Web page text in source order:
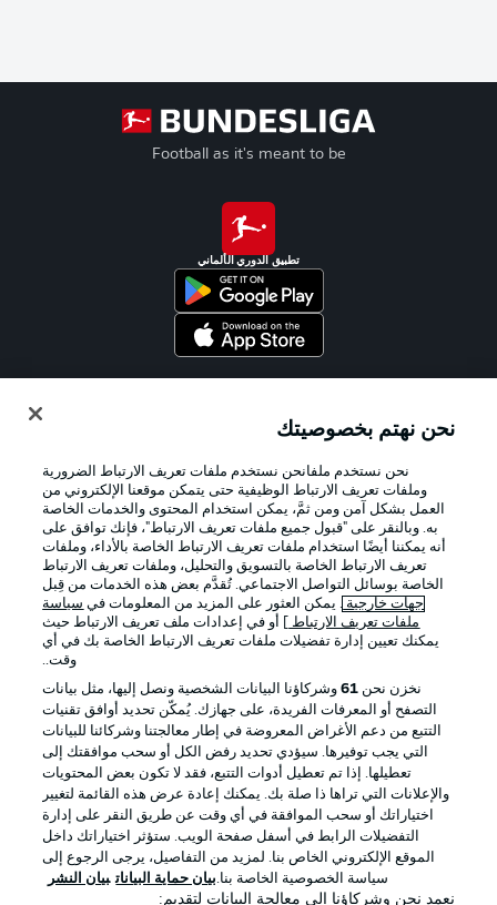
Football as it's meant to be
تطبيق الدوري الألماني
الإعلانات الإخطارات القانونية
شروط الاستخدام القنوات الناقلة
الوظائف جهة النشر
تواصل معنا اللاعبون
نحن نهتم بخصوصيتك
نحن نستخدم ملفانحن نستخدم ملفات تعريف الارتباط الضرورية
وملفات تعريف الارتباط الوظيفية حتى يتمكن موقعنا الإلكتروني من
العمل بشكل آمن ومن ثمَّ، يمكن استخدام المحتوى والخدمات الخاصة
به. وبالنقر على "قبول جميع ملفات تعريف الارتباط"، فإنك توافق على
أنه يمكننا أيضًا استخدام ملفات تعريف الارتباط الخاصة بالأداء، وملفات
تعريف الارتباط الخاصة بالتسويق والتحليل، وملفات تعريف الارتباط
الخاصة بوسائل التواصل الاجتماعي. تُقدَّم بعض هذه الخدمات من قِبل
جهات خارجية . يمكن العثور على المزيد من المعلومات في سياسة
ملفات تعريف الارتباط
] أو في إعدادات ملف تعريف الارتباط حيث
يمكنك تعيين إدارة تفضيلات ملفات تعريف الارتباط الخاصة بك في أي
وقت..
نخزن نحن 61وشركاؤنا البيانات الشخصية ونصل إليها، مثل بيانات
التصفح أو المعرفات الفريدة، على جهازك. يُمكّن تحديد أوافق تقنيات
التتبع من دعم الأغراض المعروضة في إطار معالجتنا وشركائنا للبيانات
التي يجب توفيرها. سيؤدي تحديد رفض الكل أو سحب موافقتك إلى
تعطيلها. إذا تم تعطيل أدوات التتبع، فقد لا تكون بعض المحتويات
والإعلانات التي تراها ذا صلة بك. يمكنك إعادة عرض هذه القائمة لتغيير
اختياراتك أو سحب الموافقة في أي وقت عن طريق النقر على إدارة
التفضيلات الرابط في أسفل صفحة الويب. ستؤثر اختياراتك داخل
الموقع الإلكتروني الخاص بنا. لمزيد من التفاصيل، يرجى الرجوع إلى
سياسة الخصوصية الخاصة بنا.بيان حماية البيانات بيان النشر
نعمد نحن وشركاؤنا إلى معالجة البيانات لتقديم: